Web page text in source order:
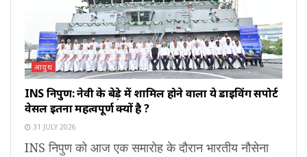
आयुध
INS निपुण: नेवी के बेड़े में शामिल होने वाला ये डाइविंग सपोर्ट
वेसल इतना महत्वपूर्ण क्यों है ?
31 JULY 2026
INS निपुण को आज एक समारोह के दौरान भारतीय नौसेना